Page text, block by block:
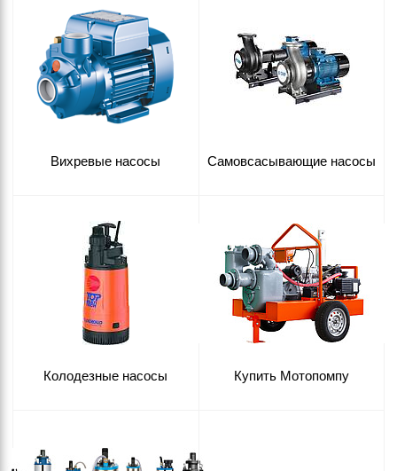
Вихревые насосы Самовсасывающие насосы
Колодезные насосы Купить Мотопомпу